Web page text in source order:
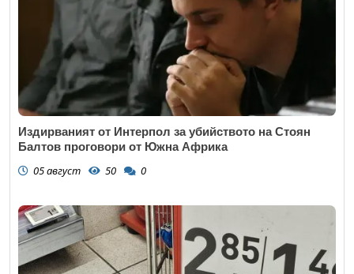
Издирваният от Интерпол за убийството на Стоян
Балтов проговори от Южна Африка
05 август 50 0